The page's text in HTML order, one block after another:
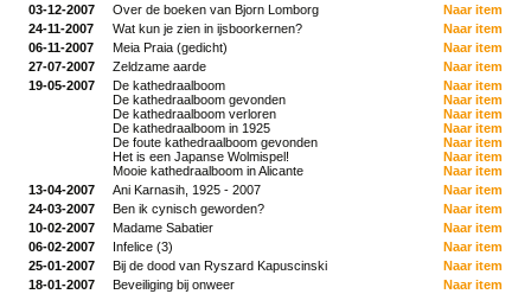
03-12-2007
Over de boeken van Bjorn Lomborg
Naar item
24-11-2007
Wat kun je zien in ijsboorkernen?
Naar item
06-11-2007
Meia Praia (gedicht)
Naar item
27-07-2007
Zeldzame aarde
Naar item
19-05-2007
De kathedraalboom
De kathedraalboom gevonden
De kathedraalboom verloren
De kathedraalboom in 1925
De foute kathedraalboom gevonden
Het is een Japanse Wolmispel!
Mooie kathedraalboom in Alicante
Naar item
Naar item
Naar item
Naar item
Naar item
Naar item
Naar item
13-04-2007
Ani Karnasih, 1925 - 2007
Naar item
24-03-2007
Ben ik cynisch geworden?
Naar item
10-02-2007
Madame Sabatier
Naar item
06-02-2007
Infelice (3)
Naar item
25-01-2007
Bij de dood van Ryszard Kapuscinski
Naar item
18-01-2007
Beveiliging bij onweer
Naar item